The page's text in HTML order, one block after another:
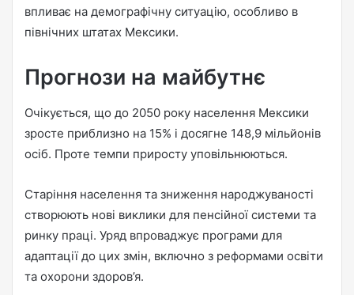
впливає на демографічну ситуацію, особливо в
північних штатах Мексики.
Прогнози на майбутнє
Очікується, що до 2050 року населення Мексики
зросте приблизно на 15% і досягне 148,9 мільйонів
осіб. Проте темпи приросту уповільнюються.
Старіння населення та зниження народжуваності
створюють нові виклики для пенсійної системи та
ринку праці. Уряд впроваджує програми для
адаптації до цих змін, включно з реформами освіти
та охорони здоров’я.